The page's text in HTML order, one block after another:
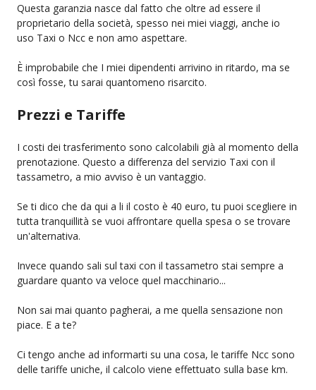
Questa garanzia nasce dal fatto che oltre ad essere il
proprietario della società, spesso nei miei viaggi, anche io
uso Taxi o Ncc e non amo aspettare.
È improbabile che I miei dipendenti arrivino in ritardo, ma se
così fosse, tu sarai quantomeno risarcito.
Prezzi e Tariffe
I costi dei trasferimento sono calcolabili già al momento della
prenotazione. Questo a differenza del servizio Taxi con il
tassametro, a mio avviso è un vantaggio.
Se ti dico che da qui a li il costo è 40 euro, tu puoi scegliere in
tutta tranquillità se vuoi affrontare quella spesa o se trovare
un'alternativa.
Invece quando sali sul taxi con il tassametro stai sempre a
guardare quanto va veloce quel macchinario...
Non sai mai quanto pagherai, a me quella sensazione non
piace. E a te?
Ci tengo anche ad informarti su una cosa, le tariffe Ncc sono
delle tariffe uniche, il calcolo viene effettuato sulla base km.